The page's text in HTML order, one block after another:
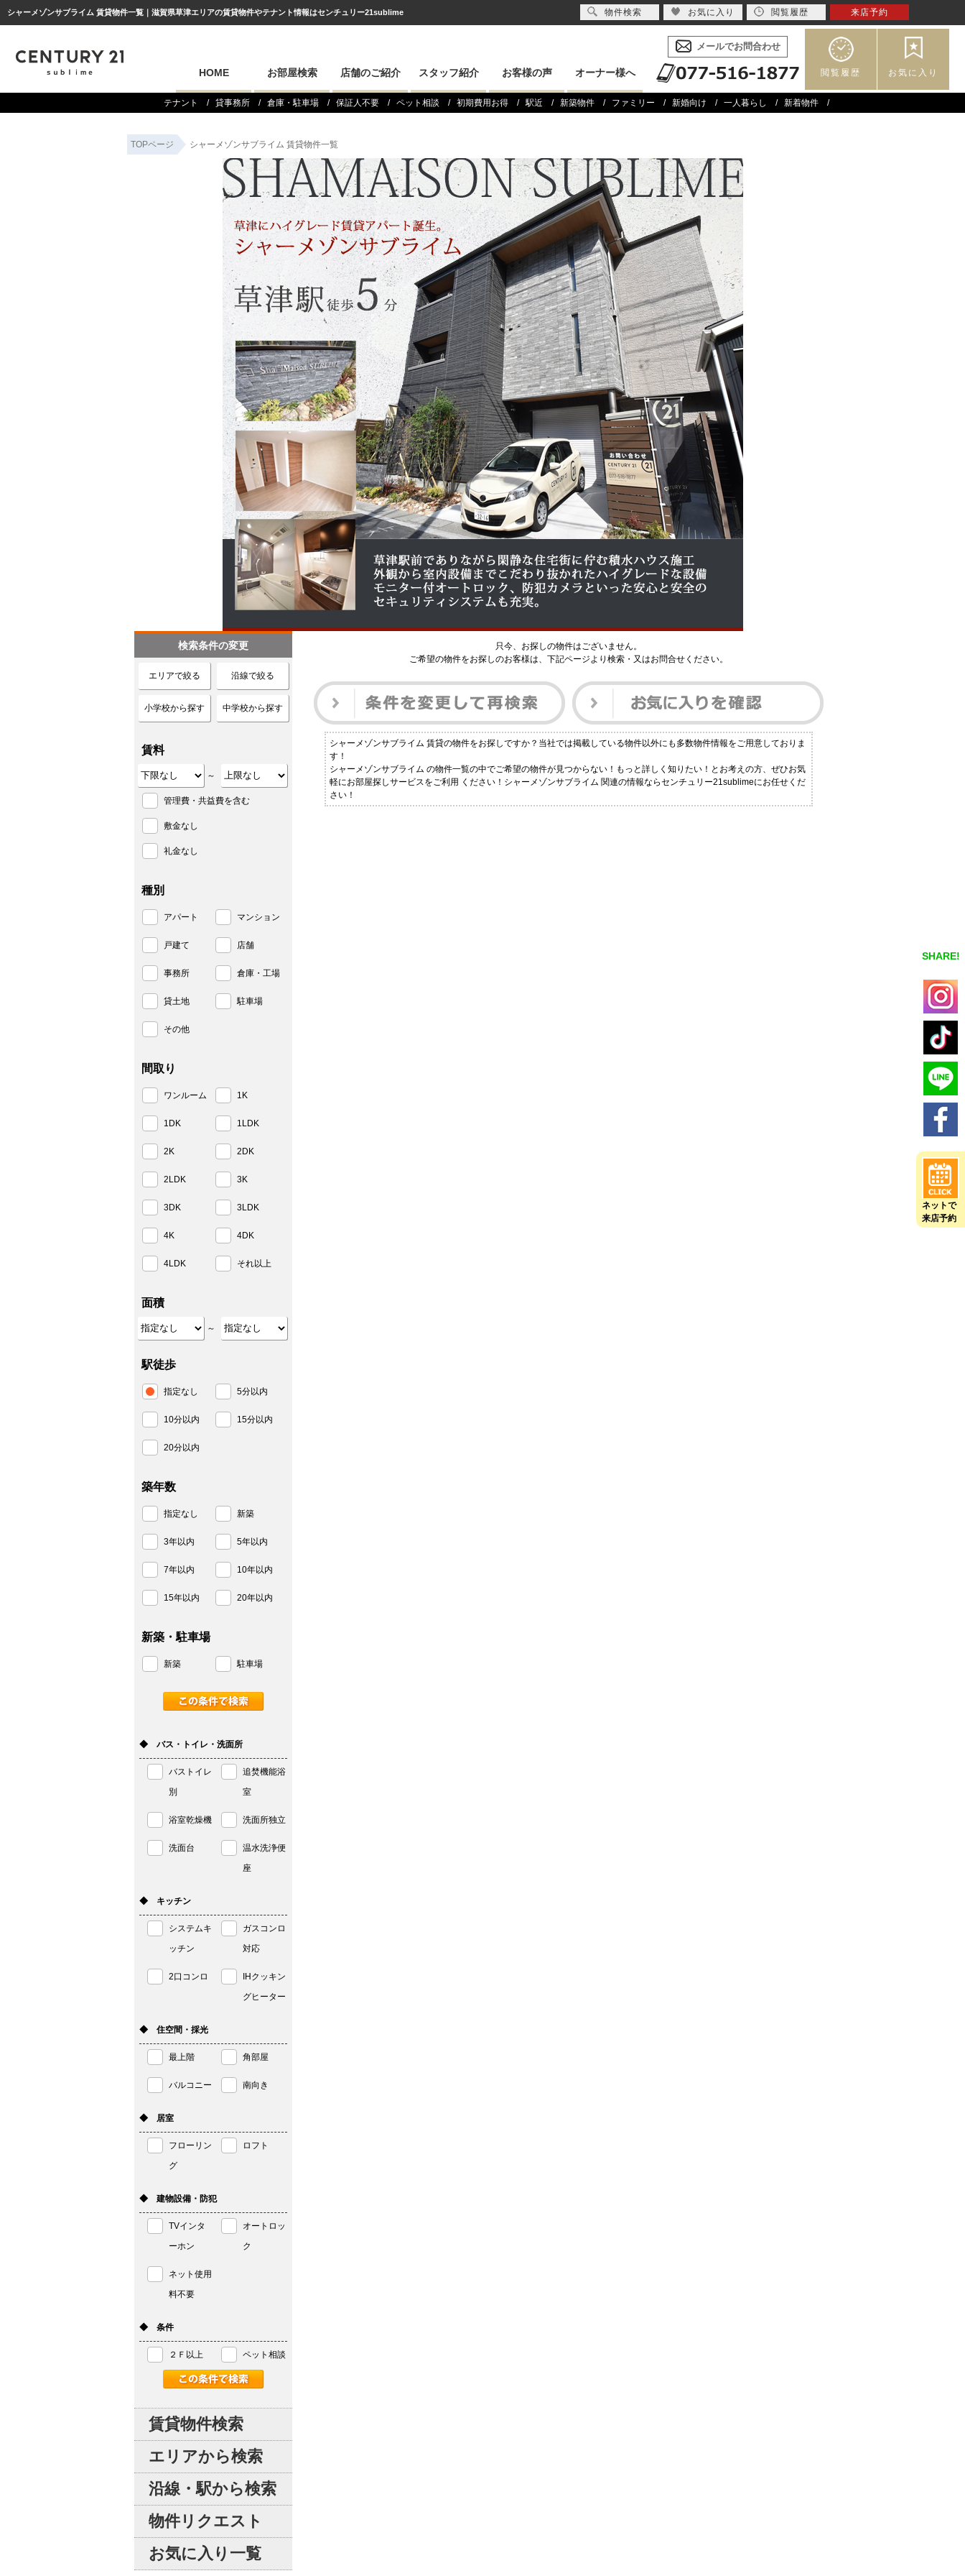
シャーメゾンサブライム 賃貸物件一覧｜滋賀県草津エリアの賃貸物件やテナント情報はセンチュリー21sublime
HOME お部屋検索 店舗のご紹介 スタッフ紹介 お客様の声 オーナー様へ
メールでお問合わせ
閲覧履歴 お気に入り
テナント 貸事務所 倉庫・駐車場 保証人不要 ペット相談 初期費用お得 駅近 新築物件 ファミリー 新婚向け 一人暮らし 新着物件
SHARE!
ネットで
来店予約
TOPページ シャーメゾンサブライム 賃貸物件一覧
只今、お探しの物件はございません。
ご希望の物件をお探しのお客様は、下記ページより検索・又はお問合せください。
シャーメゾンサブライム 賃貸の物件をお探しですか？当社では掲載している物件以外にも多数物件情報をご用意しておりま
す！
シャーメゾンサブライム の物件一覧の中でご希望の物件が見つからない！もっと詳しく知りたい！とお考えの方、ぜひお気
軽にお部屋探しサービスをご利用 ください！シャーメゾンサブライム 関連の情報ならセンチュリー21sublimeにお任せくだ
さい！
検索条件の変更
エリアで絞る 沿線で絞る
小学校から探す 中学校から探す
賃料
～
管理費・共益費を含む
敷金なし
礼金なし
種別
アパート マンション
戸建て 店舗
事務所 倉庫・工場
貸土地 駐車場
その他
間取り
ワンルーム 1K
1DK 1LDK
2K 2DK
2LDK 3K
3DK 3LDK
4K 4DK
4LDK それ以上
面積
～
駅徒歩
指定なし 5分以内
10分以内 15分以内
20分以内
築年数
指定なし 新築
3年以内 5年以内
7年以内 10年以内
15年以内 20年以内
新築・駐車場
新築 駐車場
◆ バス・トイレ・洗面所
バストイレ
別
追焚機能浴
室
浴室乾燥機 洗面所独立
洗面台
温水洗浄便
座
◆ キッチン
システムキ
ッチン
ガスコンロ
対応
2口コンロ
IHクッキン
グヒーター
◆ 住空間・採光
最上階 角部屋
バルコニー 南向き
◆ 居室
フローリン
グ
ロフト
◆ 建物設備・防犯
TVインタ
ーホン
オートロッ
ク
ネット使用
料不要
◆ 条件
２Ｆ以上 ペット相談
賃貸物件検索
エリアから検索
沿線・駅から検索
物件リクエスト
お気に入り一覧
物件検索 お気に入り 閲覧履歴 来店予約